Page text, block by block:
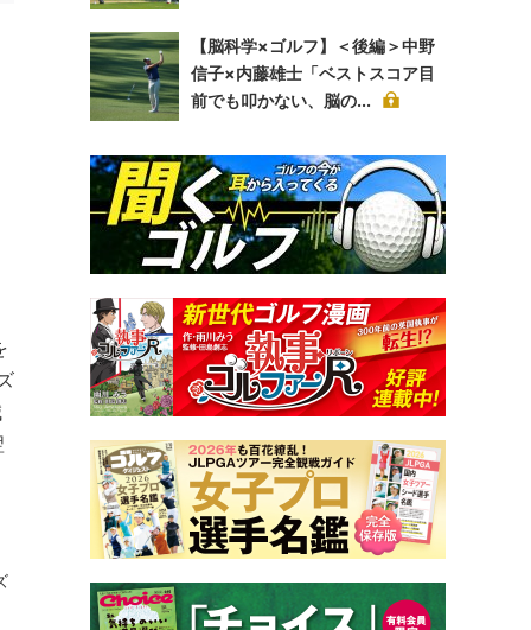
【脳科学×ゴルフ】＜後編＞中野
信子×内藤雄士「ベストスコア目
前でも叩かない、脳の...